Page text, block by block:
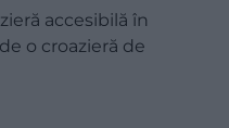
accesibilă în
o croazieră de